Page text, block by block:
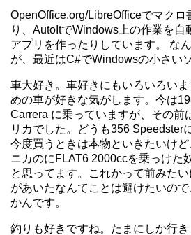
OpenOffice.org/LibreOfficeでマクロ
り、AutoItでWindows上の作業を自
アプリを作ったりしています。 な
が、最近はC#でWindowsの小さい
車大好き。車好きにもいろいろい
めの車が好きな気がします。今は
Carrera に乗っていますが、その前
リカでした。どうも356 Speedster
今度買うときは本物といきたいけ
ニカのにFLAT6 2000ccを乗っけた
と思ってます。これかって前みた
があいたなんてことは避けたいの
かんです。
釣りも好きですね。たまにしか行